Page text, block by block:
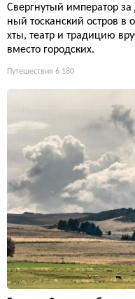
Свергнутый император
ный тосканский остров в
хты, театр и традицию
вместо городских.
Путешествия 6 180